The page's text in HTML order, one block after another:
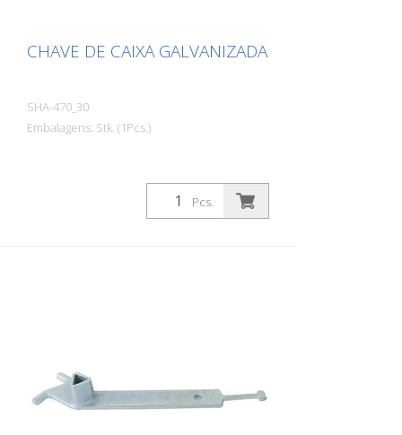
CHAVE DE CAIXA GALVANIZADA
SHA-470_30
Embalagens: Stk. (1Pcs.)
Pcs.